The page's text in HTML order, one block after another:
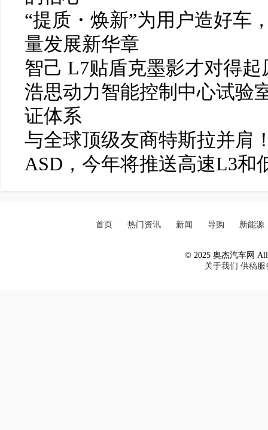
“提质・焕新”为用户造好车
量发展新华章
智己 L7贴盾克墨影才对得起
浩思动力智能控制中心试验
证体系
与全球顶级友商特斯拉并肩
ASD，今年将推送高速L3和
首页 热门资讯 新闻 导购 新能源
© 2025 奥杰汽车网 All
关于我们 供稿服